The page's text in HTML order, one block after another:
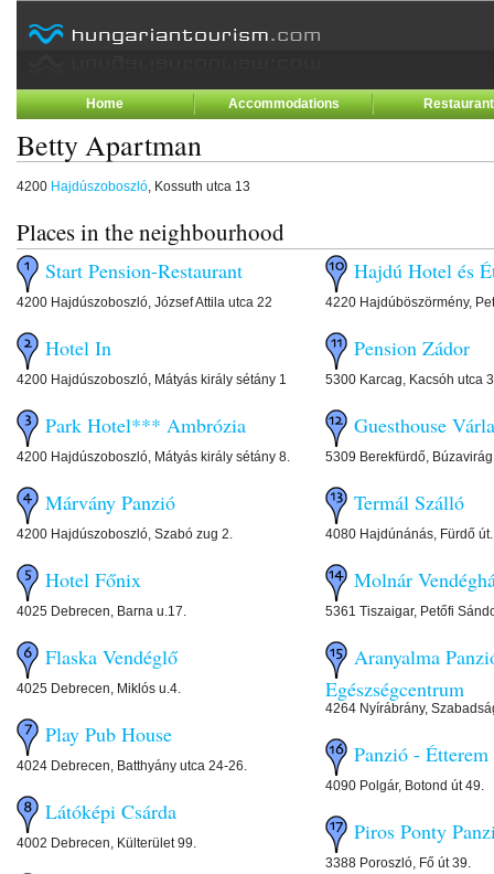
Home Accommodations
Betty Apartman
4200 Hajdúszoboszló, Kossuth utca 13
Places in the neighbourhood
Start Pension-Restaurant
4200 Hajdúszoboszló, József Attila utca 22
Hotel In
4200 Hajdúszoboszló, Mátyás király sétány 1
Park Hotel*** Ambrózia
4200 Hajdúszoboszló, Mátyás király sétány 8.
Márvány Panzió
4200 Hajdúszoboszló, Szabó zug 2.
Hotel Főnix
4025 Debrecen, Barna u.17.
Flaska Vendéglő
4025 Debrecen, Miklós u.4.
Play Pub House
4024 Debrecen, Batthyány utca 24-26.
Látóképi Csárda
4002 Debrecen, Külterület 99.
Hajdú Hotel és
4220 Hajdúböszörmény,
Pension Zádor
5300 Karcag, Kacsóh utca
Guesthouse
5309 Berekfürdő,
Termál Szálló
4080 Hajdúnánás, Fürdő
Molnár
5361 Tiszaigar, Petőfi
Aranyalma
Egészségcentrum
4264 Nyírábrány,
Panzió -
4090 Polgár, Botond út 49.
Piros Ponty
3388 Poroszló, Fő út 39.